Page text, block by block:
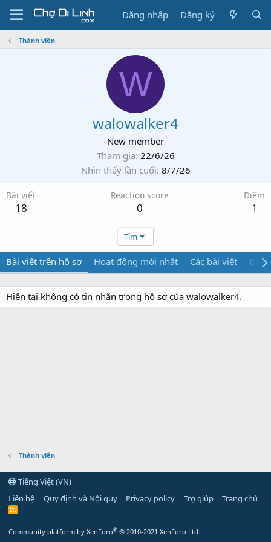
Đăng nhập Đăng ký
Thành viên
W
walowalker4
New member
Tham gia 22/6/26
Nhìn thấy lần cuối 8/7/26
Bài viết
18
Reaction score
0
Điểm
1
Tìm
Bài viết trên hồ sơ Hoạt động mới nhất Các bài viết Giới
Hiện tại không có tin nhắn trong hồ sơ của walowalker4.
Thành viên
Tiếng Việt (VN)
Liên hệ
Quy định và Nội quy Privacy policy Trợ giúp Trang chủ
R
Community platform by XenForo® © 2010-2021 XenForo Ltd.